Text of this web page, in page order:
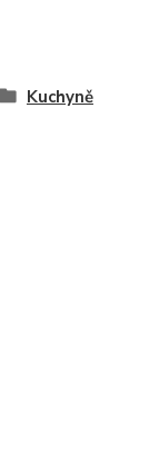
Kuchyně